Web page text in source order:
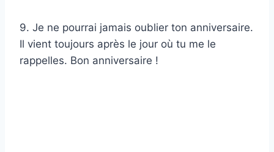
9. Je ne pourrai jamais oublier ton anniversaire.
Il vient toujours après le jour où tu me le
rappelles. Bon anniversaire !